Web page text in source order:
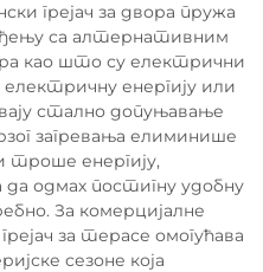
грејач за двора пружа
са алтернативним
као што су електрични
енергију или
стално допуњавање
загревања елиминише
троше енергију,
да одмах постигну удобну
За комерцијалне
за терасе омогућава
сезоне која